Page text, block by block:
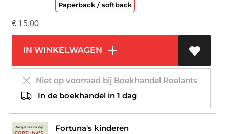
Paperback / softback
€15,00
IN WINKELWAGEN
Niet op voorraad bij Boekhandel Roelants
In de boekhandel in 1 dag
Fortuna's kinderen